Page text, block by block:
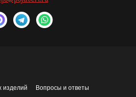
изделий Вопросы и ответы